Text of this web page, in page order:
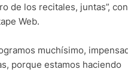
de los recitales, juntas”,
Web.
muchísimo,
porque estamos haciendo